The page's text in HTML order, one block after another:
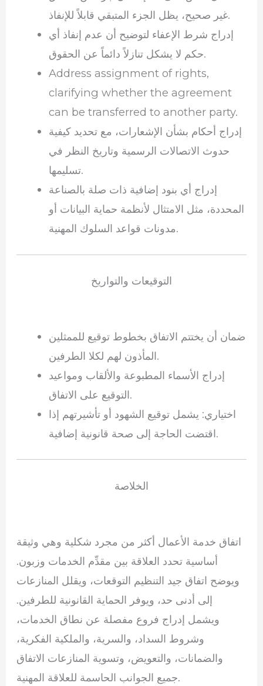
غير صحيح، يظل الجزء المتبقي قابلاً للإنفاذ.
إدراج شرط الإعفاء لتوضيح أن عدم إنفاذ أي
حكم لا يشكل تنازلاً دائماً عن الحقوق.
Address assignment of rights,
clarifying whether the agreement
can be transferred to another party.
إدراج أحكام بشأن الإشعارات، مع تحديد كيفية
حدوث الاتصالات الرسمية وتاريخ النظر في
تسليمها.
إدراج أي بنود إضافية ذات صلة بالصناعة
المحددة، مثل الامتثال لأنظمة حماية البيانات أو
مدونات قواعد السلوك المهنية.
التوقيعات والتواريخ
ضمان أن يختتم الاتفاق بخطوط توقيع للممثلين
المأذون لهم لكلا الطرفين.
إدراج الأسماء المطبوعة والألقاب ومواعيد
التوقيع على الاتفاق.
اختياري: يشمل توقيع الشهود أو تأشيرتهم إذا
اقتضت الحاجة إلى صحة قانونية إضافية.
الخلاصة
اتفاق خدمة الأعمال أكثر من مجرد شكلية وهي وثيقة
أساسية تحدد العلاقة بين مقدِّم الخدمات وزبون.
ويوضح اتفاق جيد التنظيم التوقعات، ويقلل المنازعات
إلى أدنى حد، ويوفر الحماية القانونية للطرفين.
ويشمل إدراج فروع مفصلة عن نطاق الخدمات،
وشروط السداد، والسرية، والملكية الفكرية،
والضمانات، والتعويض، وتسوية المنازعات الاتفاق
جميع الجوانب الحاسمة للعلاقة المهنية.